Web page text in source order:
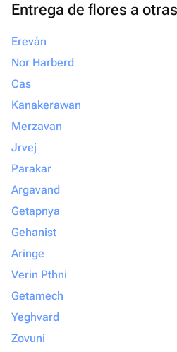
Entrega de flores a
Ereván
Nor Harberd
Cas
Kanakerawan
Merzavan
Jrvej
Parakar
Argavand
Getapnya
Gehanist
Aringe
Verin Pthni
Getamech
Yeghvard
Zovuni